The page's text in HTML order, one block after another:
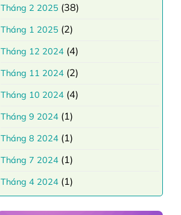
Tháng 2 2025 (38)
Tháng 1 2025 (2)
Tháng 12 2024 (4)
Tháng 11 2024 (2)
Tháng 10 2024 (4)
Tháng 9 2024 (1)
Tháng 8 2024 (1)
Tháng 7 2024 (1)
Tháng 4 2024 (1)